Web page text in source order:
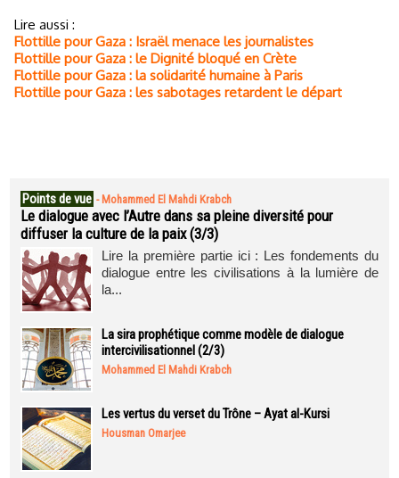
Lire aussi :
Flottille pour Gaza : Israël menace les journalistes
Flottille pour Gaza : le Dignité bloqué en Crète
Flottille pour Gaza : la solidarité humaine à Paris
Flottille pour Gaza : les sabotages retardent le départ
Points de vue - Mohammed El Mahdi Krabch
Le dialogue avec l’Autre dans sa pleine diversité pour
diffuser la culture de la paix (3/3)
Lire la première partie ici : Les fondements du
dialogue entre les civilisations à la lumière de
la...
La sira prophétique comme modèle de dialogue
intercivilisationnel (2/3)
Mohammed El Mahdi Krabch
Les vertus du verset du Trône – Ayat al-Kursi
Housman Omarjee